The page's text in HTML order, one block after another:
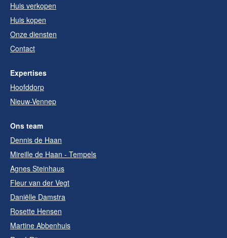
Huis verkopen
Huis kopen
Onze diensten
Contact
Expertises
Hoofddorp
Nieuw-Vennep
Ons team
Dennis de Haan
Mireille de Haan - Tempels
Agnes Steinhaus
Fleur van der Vegt
Daniëlle Damstra
Rosette Hensen
Martine Abbenhuis